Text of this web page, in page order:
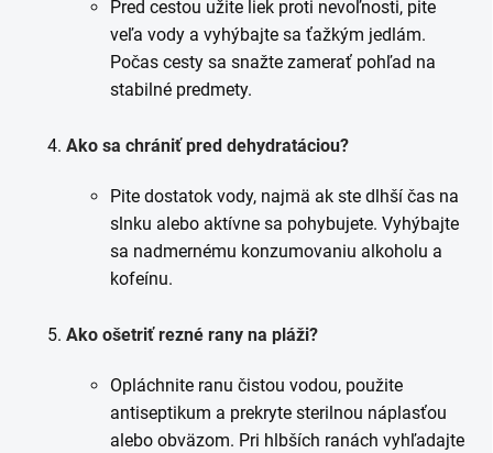
Pred cestou užite liek proti nevoľnosti, pite
veľa vody a vyhýbajte sa ťažkým jedlám.
Počas cesty sa snažte zamerať pohľad na
stabilné predmety.
Ako sa chrániť pred dehydratáciou?
Pite dostatok vody, najmä ak ste dlhší čas na
slnku alebo aktívne sa pohybujete. Vyhýbajte
sa nadmernému konzumovaniu alkoholu a
kofeínu.
Ako ošetriť rezné rany na pláži?
Opláchnite ranu čistou vodou, použite
antiseptikum a prekryte sterilnou náplasťou
alebo obväzom. Pri hlbších ranách vyhľadajte